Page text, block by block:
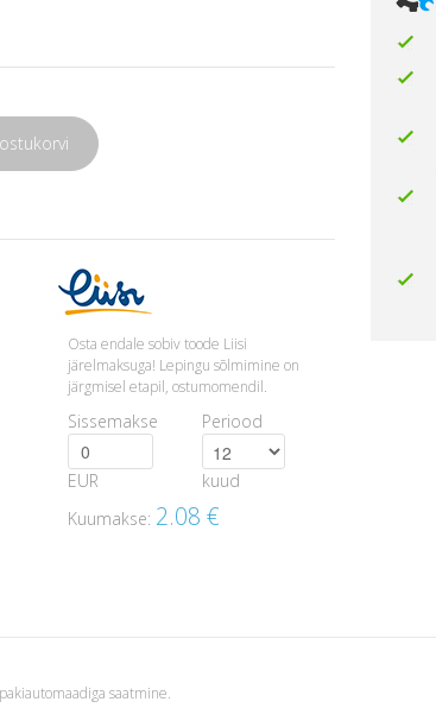
Osta endale sobiv toode Liisi
järelmaksuga! Lepingu sõlmimine on
järgmisel etapil, ostumomendil.
Sissemakse
EUR
Periood
kuud
Kuumakse: 2.08 €
saatmine.